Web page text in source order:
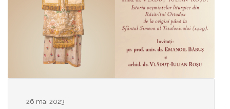
26 mai 2023